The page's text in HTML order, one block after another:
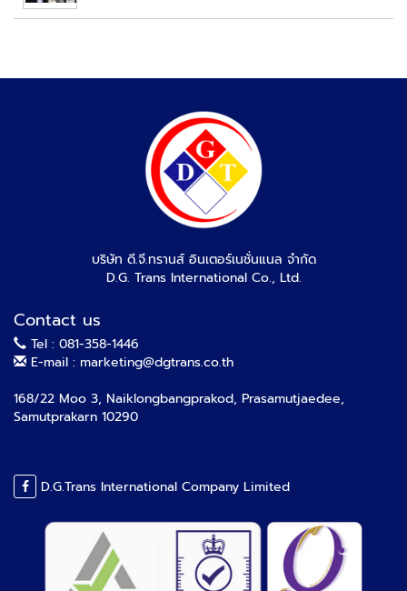
บริษัท ดี.จี.ทรานส์ อินเตอร์เนชั่นแนล จำกัด
D.G. Trans International Co., Ltd.
Contact us
Tel : 081-358-1446
E-mail : marketing@dgtrans.co.th
168/22 Moo 3, Naiklongbangprakod, Prasamutjaedee,
Samutprakarn 10290
D.G.Trans International Company Limited